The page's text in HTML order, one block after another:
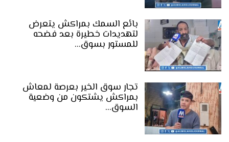
بائع السمك بمراكش يتعرض
لتهديدات خطيرة بعد فضحه
للمستور بسوق…
تجار سوق الخير بعرصة لمعاش
بمراكش يشتكون من وضعية
السوق…